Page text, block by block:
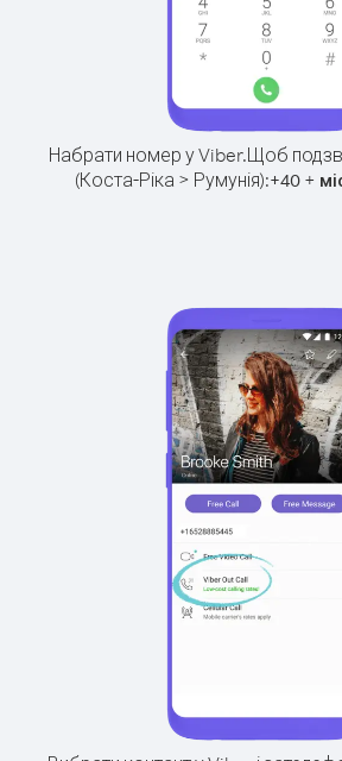
Набрати номер у Viber.Щоб
(Коста-Ріка > Румунія):+40 +